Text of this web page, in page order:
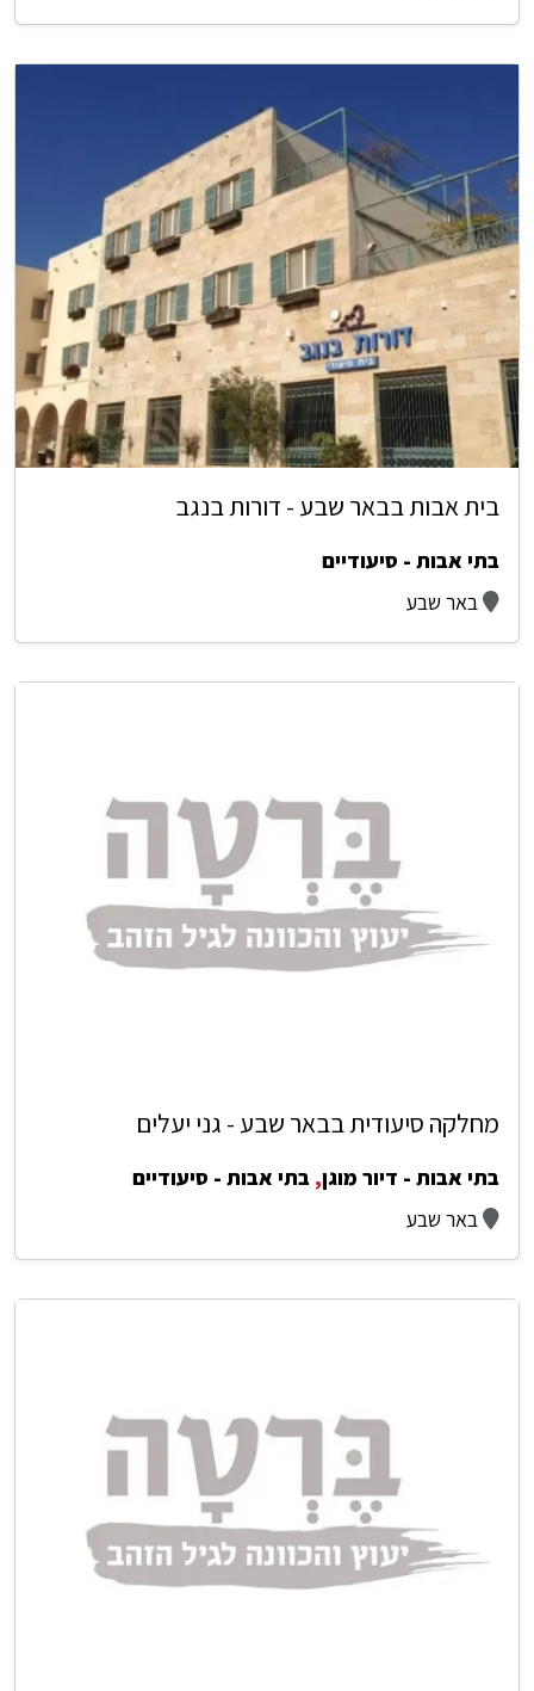
בית אבות בבאר שבע - דורות בנגב
בתי אבות - סיעודיים
באר שבע
מחלקה סיעודית בבאר שבע - גני יעלים
בתי אבות - דיור מוגן, בתי אבות - סיעודיים
באר שבע